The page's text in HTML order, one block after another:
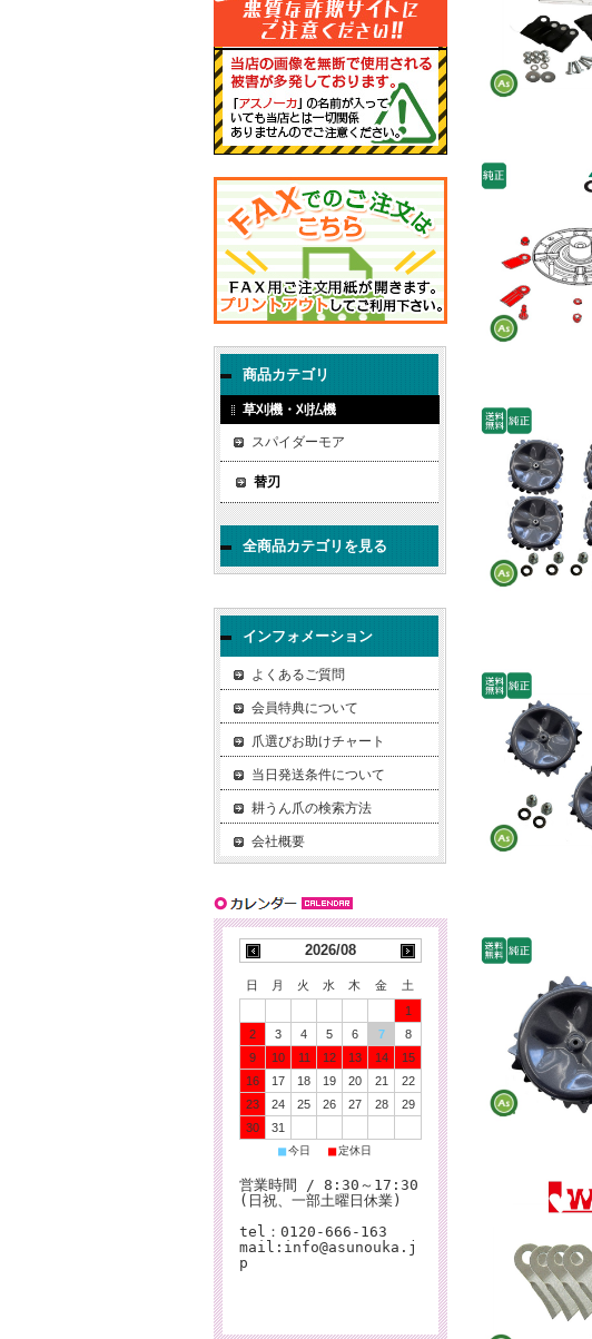
商品カテゴリ
草刈機・刈払機
スパイダーモア
替刃
全商品カテゴリを見る
インフォメーション
よくあるご質問
会員特典について
爪選びお助けチャート
当日発送条件について
耕うん爪の検索方法
会社概要
2026/08
日 月 火 水 木 金
土
1
2
3 4 5 6 7
8
9
10 11 12 13 14
15
16
17 18 19 20 21
22
23
24 25 26 27 28
29
30
31
■今日 ■定休日
営業時間 / 8:30～17:30
(日祝、一部土曜日休業)
tel：0120-666-163
mail:info@asunouka.j
p